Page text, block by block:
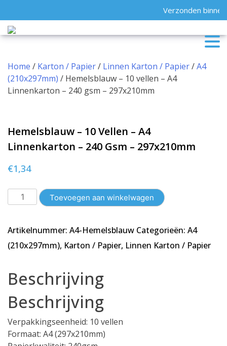
to
content
Verzonden binnen
Home / Karton / Papier/ Linnen Karton / Papier/A4
(210x297mm) / Hemelsblauw – 10 vellen – A4
Linnenkarton – 240 gsm – 297x210mm
Hemelsblauw – 10 Vellen – A4
Linnenkarton – 240 Gsm – 297x210mm
€1,34
Hemelsblauw
-
vellen
-
gsm
297x210mm
aantal
Toevoegen aan winkelwagen
Artikelnummer: A4-Hemelsblauw Categorieën: A4
(210x297mm), Karton / Papier, Linnen Karton / Papier
Beschrijving
Beschrijving
Verpakkingseenheid: 10 vellen
Formaat: A4 (297x210mm)